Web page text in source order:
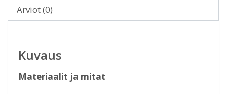
Arviot (0)
Kuvaus
Materiaalit ja mitat